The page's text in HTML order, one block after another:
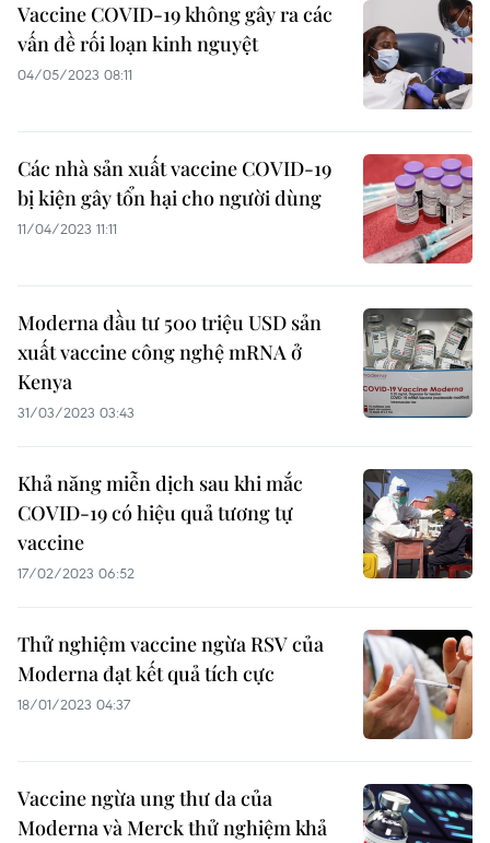
Vaccine COVID-19 không gây ra các
vấn đề rối loạn kinh nguyệt
04/05/2023 08:11
Các nhà sản xuất vaccine COVID-19
bị kiện gây tổn hại cho người dùng
11/04/2023 11:11
Moderna đầu tư 500 triệu USD sản
xuất vaccine công nghệ mRNA ở
Kenya
31/03/2023 03:43
Khả năng miễn dịch sau khi mắc
COVID-19 có hiệu quả tương tự
vaccine
17/02/2023 06:52
Thử nghiệm vaccine ngừa RSV của
Moderna đạt kết quả tích cực
18/01/2023 04:37
Vaccine ngừa ung thư da của
Moderna và Merck thử nghiệm khả